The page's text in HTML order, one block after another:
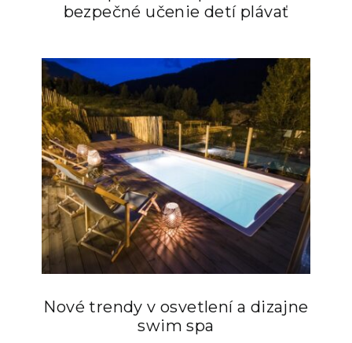
bezpečné učenie detí plávať
Nové trendy v osvetlení a dizajne
swim spa